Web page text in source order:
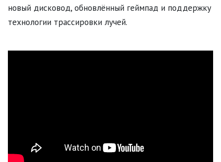
новый дисковод, обновлённый геймпад и поддержку
технологии трассировки лучей.